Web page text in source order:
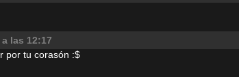
a las 12:17
por tu corasón :$